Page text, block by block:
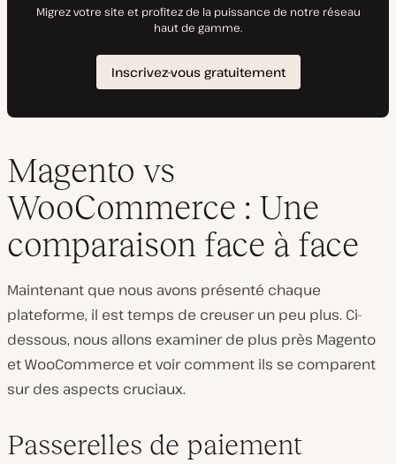
Magento vs
WooCommerce : Une
comparaison face à face
Maintenant que nous avons présenté chaque
plateforme, il est temps de creuser un peu plus. Ci-
dessous, nous allons examiner de plus près Magento
et WooCommerce et voir comment ils se comparent
sur des aspects cruciaux.
Passerelles de paiement